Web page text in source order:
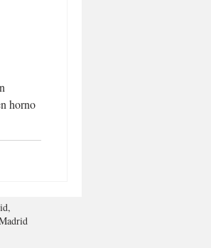
horno